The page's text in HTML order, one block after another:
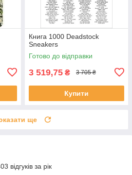
Книга 1000 Deadstock
Sneakers
Готово до відправки
3 519,75 ₴ 3 705 ₴
Купити
ще
відгуків за рік